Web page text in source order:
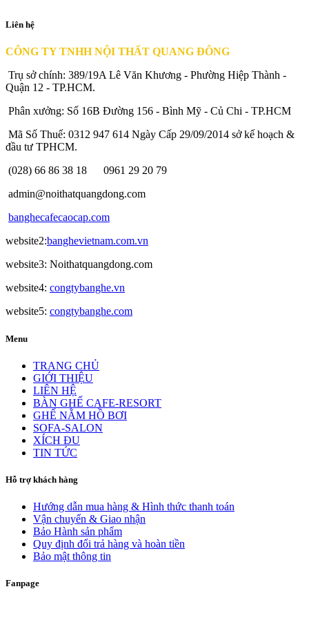
Liên hệ
CÔNG TY TNHH NỘI THẤT QUANG ĐÔNG
Trụ sở chính: 389/19A Lê Văn Khương - Phường Hiệp Thành -
Quận 12 - TP.HCM.
Phân xưởng: Số 16B Đường 156 - Bình Mỹ - Củ Chi - TP.HCM
Mã Số Thuế: 0312 947 614 Ngày Cấp 29/09/2014 sở kế hoạch &
đầu tư TPHCM.
(028) 66 86 38 18
0961 29 20 79
admin@noithatquangdong.com
banghecafecaocap.com
website2:banghevietnam.com.vn
website3: Noithatquangdong.com
website4: congtybanghe.vn
website5: congtybanghe.com
Menu
TRANG CHỦ
GIỚI THIỆU
LIÊN HỆ
BÀN GHẾ CAFE-RESORT
GHẾ NẰM HỒ BƠI
SOFA-SALON
XÍCH ĐU
TIN TỨC
Hỗ trợ khách hàng
Hướng dẫn mua hàng & Hình thức thanh toán
Vận chuyển & Giao nhận
Bảo Hành sản phẩm
Quy định đổi trả hàng và hoàn tiền
Bảo mật thông tin
Fanpage